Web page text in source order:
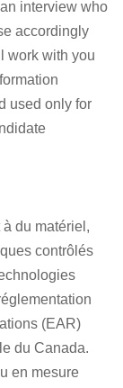
interview who
accordingly
work with you
used only for
du matériel,
contrôlés
(EAR)
du Canada.
en mesure